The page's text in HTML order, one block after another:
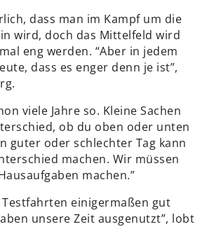
dass man im Kampf um die
wird, doch das Mittelfeld wird
eng werden. “Aber in jedem
dass es enger denn je ist”,
viele Jahre so. Kleine Sachen
ob du oben oder unten
guter oder schlechter Tag kann
machen. Wir müssen
machen.”
einigermaßen gut
unsere Zeit ausgenutzt”, lobt